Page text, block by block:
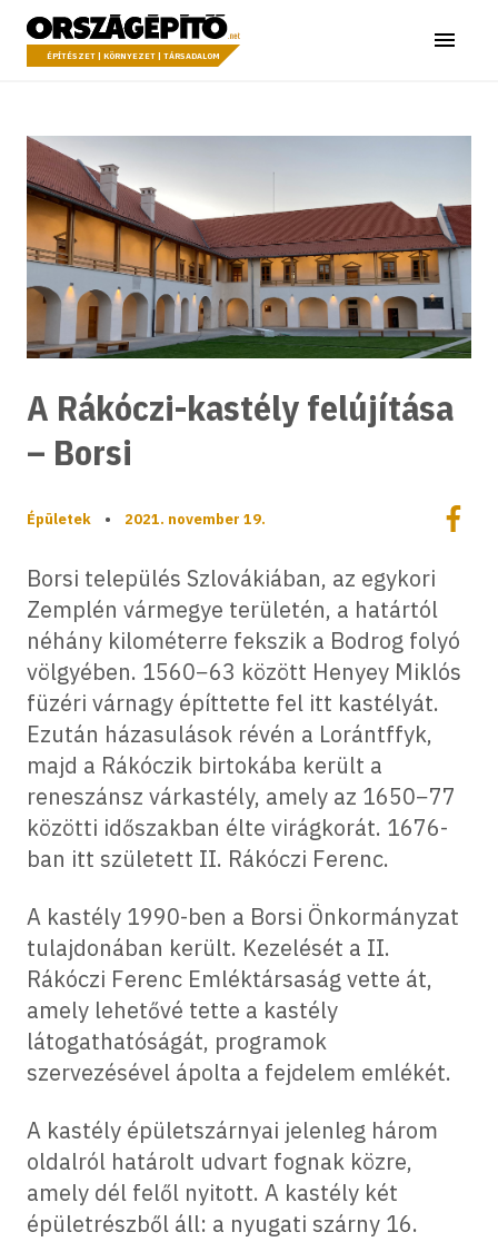
a tartalomhoz
Országépítő
ÉPÍTÉSZET | KÖRNYEZET | TÁRSADALOM Menü
A Rákóczi-kastély felújítása
– Borsi
Épületek • 2021. november 19.
Borsi település Szlovákiában, az egykori
Zemplén vármegye területén, a határtól
néhány kilométerre fekszik a Bodrog folyó
völgyében. 1560−63 között Henyey Miklós
füzéri várnagy építtette fel itt kastélyát.
Ezután házasulások révén a Lorántffyk,
majd a Rákóczik birtokába került a
reneszánsz várkastély, amely az 1650−77
közötti időszakban élte virágkorát. 1676-
ban itt született II. Rákóczi Ferenc.
A kastély 1990-ben a Borsi Önkormányzat
tulajdonában került. Kezelését a II.
Rákóczi Ferenc Emléktársaság vette át,
amely lehetővé tette a kastély
látogathatóságát, programok
szervezésével ápolta a fejdelem emlékét.
A kastély épületszárnyai jelenleg három
oldalról határolt udvart fognak közre,
amely dél felől nyitott. A kastély két
épületrészből áll: a nyugati szárny 16.